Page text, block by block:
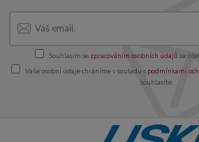
Souhlasím se zpracováním osobních údajůza
Vaše osobní údaje chráníme v souladu s podmínkami
souhlasíte.